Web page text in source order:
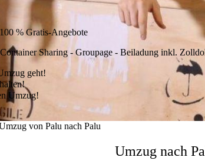
% Gratis-Angebote
Sharing - Groupage - Beiladung inkl.
geht!
Umzug!
von Palu nach Palu
Umzug nach